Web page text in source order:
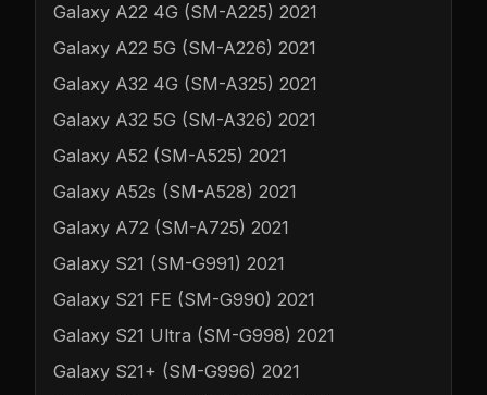
Galaxy A22 4G (SM-A225) 2021
Galaxy A22 5G (SM-A226) 2021
Galaxy A32 4G (SM-A325) 2021
Galaxy A32 5G (SM-A326) 2021
Galaxy A52 (SM-A525) 2021
Galaxy A52s (SM-A528) 2021
Galaxy A72 (SM-A725) 2021
Galaxy S21 (SM-G991) 2021
Galaxy S21 FE (SM-G990) 2021
Galaxy S21 Ultra (SM-G998) 2021
Galaxy S21+ (SM-G996) 2021